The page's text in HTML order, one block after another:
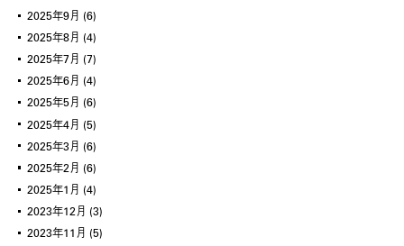
2025年9月 (6)
2025年8月 (4)
2025年7月 (7)
2025年6月 (4)
2025年5月 (6)
2025年4月 (5)
2025年3月 (6)
2025年2月 (6)
2025年1月 (4)
2023年12月 (3)
2023年11月 (5)